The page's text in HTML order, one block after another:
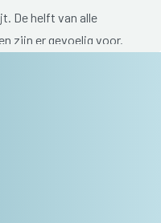
De helft van alle
zijn er gevoelig voor.